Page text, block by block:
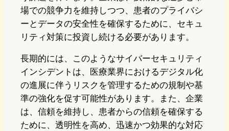
場での競争力を維持しつつ、患者のプライバシ
ーとデータの安全性を確保するために、セキュ
リティ対策に投資し続ける必要があります。
長期的には、このようなサイバーセキュリティ
インシデントは、医療業界におけるデジタル化
の進展に伴うリスクを管理するための規制や基
準の強化を促す可能性があります。また、企業
は、信頼を維持し、患者からの信頼を確保する
ために、透明性を高め、迅速かつ効果的な対応